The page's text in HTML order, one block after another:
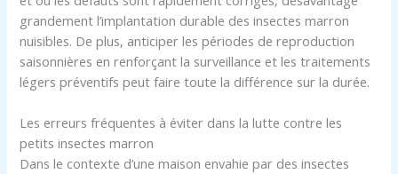
grandement l’implantation durable des insectes marron
nuisibles. De plus, anticiper les périodes de reproduction
saisonnières en renforçant la surveillance et les traitements
légers préventifs peut faire toute la différence sur la durée.
Les erreurs fréquentes à éviter dans la lutte contre les
petits insectes marron
Dans le contexte d’une maison envahie par des insectes